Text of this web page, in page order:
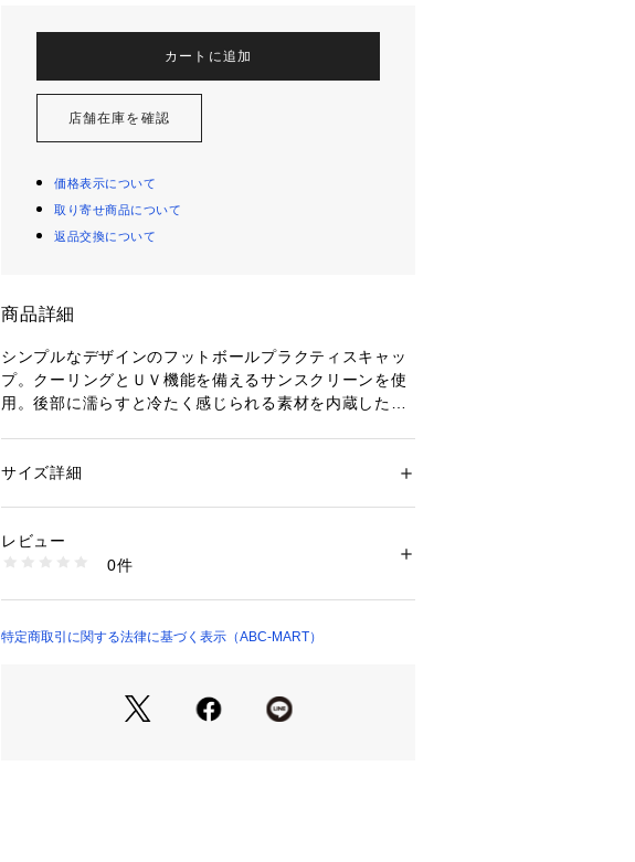
カートに追加
店舗在庫を確認
価格表示について
取り寄せ商品について
返品交換について
商品詳細
シンプルなデザインのフットボールプラクティスキャッ
プ。クーリングとＵＶ機能を備えるサンスクリーンを使
用。後部に濡らすと冷たく感じられる素材を内蔵したジ
が出にくくまた衝撃の緩和にもなります。頭周り内側に
アジャスター付き。シンプルなデザインでチーム用とし
ても使えます。独自開発の特許取得でキッズデザイン受
【サイズ目安　頭囲：Mサイズ53cm、Lサイズ57cm】
上記サイズ表は各部位の目安寸法となります。
性別：キッズ・ベビー
生産国：バングラデシュ
い
6925330002 （ショップ）
サイズ詳細
レビュー
0件
特定商取引に関する法律に基づく表示（ABC-MART）